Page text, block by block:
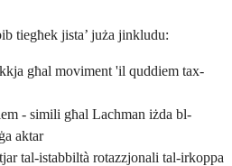
tiegħek jista’ juża jinkludu:
għal moviment 'il quddiem tax-
- simili għal Lachman iżda bl-
aktar
tal-istabbiltà rotazzjonali tal-irkoppa